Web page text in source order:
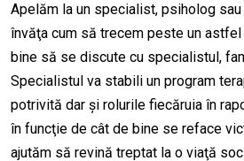
Apelăm la un specialist, psiholog
învăţa cum să trecem peste un
bine să se discute cu specialistul,
Specialistul va stabili un program
potrivită dar şi rolurile fiecăruia în
în funcţie de cât de bine se reface
ajutăm să revină treptat la o viaţă